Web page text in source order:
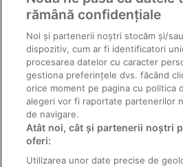
Pătarea cafenie a
rămână confidențiale
Noi și partenerii noștri stocăm și/
dispozitiv, cum ar fi identificatori
procesarea datelor cu caracter
gestiona preferințele dvs. făcând
orice moment pe pagina cu politica
alegeri vor fi raportate partenerilor
de navigare.
Atât noi, cât și partenerii noștri
oferi:
Utilizarea unor date precise de